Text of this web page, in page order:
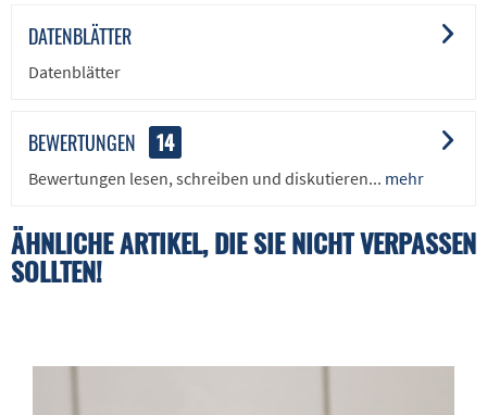
DATENBLÄTTER
Datenblätter
BEWERTUNGEN 14
Bewertungen lesen, schreiben und diskutieren... mehr
ÄHNLICHE ARTIKEL, DIE SIE NICHT VERPASSEN
SOLLTEN!